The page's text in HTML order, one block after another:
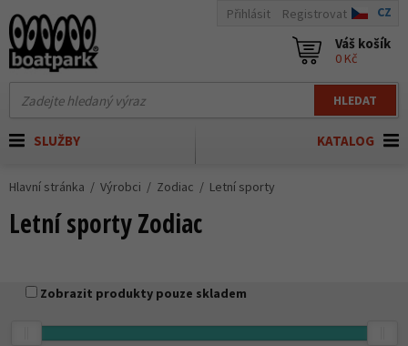
HLEDAT
Přihlásit Registrovat CZ
Váš košík
0 Kč
KATALOG
SLUŽBY
Hlavní stránka Výrobci Zodiac Letní sporty
Letní sporty Zodiac
Zobrazit produkty pouze skladem